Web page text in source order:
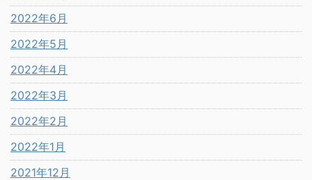
2022年6月
2022年5月
2022年4月
2022年3月
2022年2月
2022年1月
2021年12月